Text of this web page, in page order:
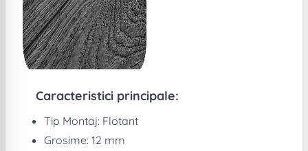
Caracteristici principale:
Tip Montaj: Flotant
Grosime: 12 mm